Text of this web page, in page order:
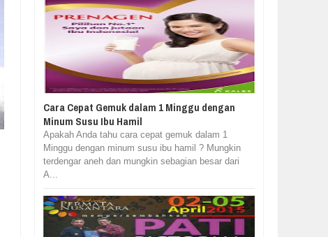
Cara Cepat Gemuk dalam 1 Minggu dengan
Minum Susu Ibu Hamil
Apakah Anda tahu cara cepat gemuk dalam 1
Minggu dengan minum susu ibu hamil ? Mungkin
terdengar aneh dan mungkin sebagian besar dari
A...